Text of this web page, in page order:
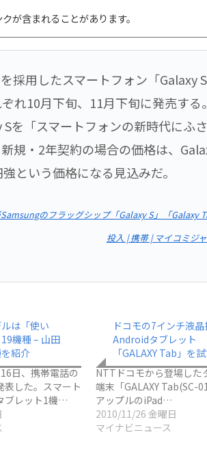
が含まれることがあります。
採用したスマートフォン「Galaxy
れ10月下旬、11月下旬に発売する
を「スマートフォンの新時代にふ
規・2年契約の場合の価格は、
という価格になる見込みだ。
のフラッグシップ「Galaxy S」「Galaxy
投入 | 携帯 | マイコミジ
は「使い
機種 – 山田
紹介
日、携帯電話の
した。スマート
ブレット1機…
ドコモの7インチ液晶
Androidタブレット
「GALAXY Tab」を
NTTドコモから登場した
端末「GALAXY Tab(SC-
アップルのiPad…
2010/11/26 金曜日
マイナビニュース